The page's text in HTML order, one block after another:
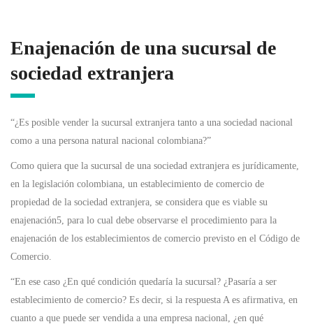
Enajenación de una sucursal de
sociedad extranjera
“¿Es posible vender la sucursal extranjera tanto a una sociedad nacional
como a una persona natural nacional colombiana?”
Como quiera que la sucursal de una sociedad extranjera es jurídicamente,
en la legislación colombiana, un establecimiento de comercio de
propiedad de la sociedad extranjera, se considera que es viable su
enajenación5, para lo cual debe observarse el procedimiento para la
enajenación de los establecimientos de comercio previsto en el Código de
Comercio.
“En ese caso ¿En qué condición quedaría la sucursal? ¿Pasaría a ser
establecimiento de comercio? Es decir, si la respuesta A es afirmativa, en
cuanto a que puede ser vendida a una empresa nacional, ¿en qué